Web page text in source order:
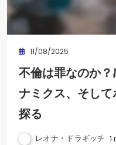
11/08/2025
不倫は罪なのか
ナミクス、そし
探る
レオナ・ドラギッチ 1